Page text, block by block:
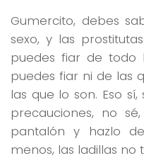
Gumercito, debes
sexo, y las
puedes fiar de
puedes fiar ni de las
las que lo son. Eso
precauciones, no
pantalón y hazlo
menos, las ladillas no